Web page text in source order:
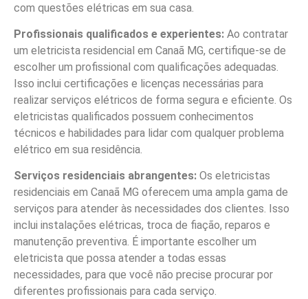
com questões elétricas em sua casa.
Profissionais qualificados e experientes: Ao contratar
um eletricista residencial em Canaã MG, certifique-se de
escolher um profissional com qualificações adequadas.
Isso inclui certificações e licenças necessárias para
realizar serviços elétricos de forma segura e eficiente. Os
eletricistas qualificados possuem conhecimentos
técnicos e habilidades para lidar com qualquer problema
elétrico em sua residência.
Serviços residenciais abrangentes: Os eletricistas
residenciais em Canaã MG oferecem uma ampla gama de
serviços para atender às necessidades dos clientes. Isso
inclui instalações elétricas, troca de fiação, reparos e
manutenção preventiva. É importante escolher um
eletricista que possa atender a todas essas
necessidades, para que você não precise procurar por
diferentes profissionais para cada serviço.